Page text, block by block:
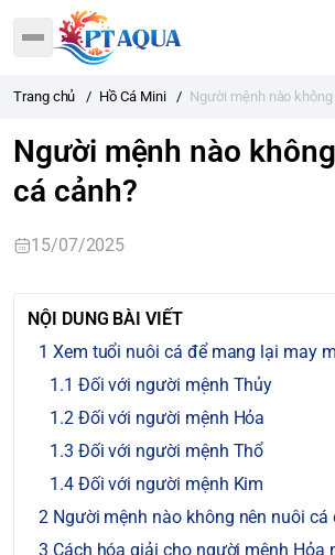
Trang chủ / Hồ Cá Mini / Người mệnh nào
Người mệnh nào
cá cảnh?
15/07/2025
NỘI DUNG BÀI VIẾT
Xem tuổi nuôi cá để mang lại may
Đối với người mệnh Thủy
Đối với người mệnh Hỏa
Đối với người mệnh Thổ
Đối với người mệnh Kim
Người mệnh nào không nên nuôi cá
Cách hóa giải cho người mệnh Hỏa